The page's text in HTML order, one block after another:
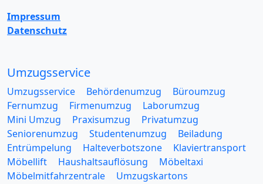
Impressum
Datenschutz
Umzugsservice
Umzugsservice Behördenumzug
Büroumzug
Fernumzug
Firmenumzug
Laborumzug
Mini Umzug
Praxisumzug
Privatumzug
Seniorenumzug
Studentenumzug
Beiladung
Entrümpelung
Halteverbotszone
Klaviertransport
Möbellift
Haushaltsauflösung
Möbeltaxi
Möbelmitfahrzentrale
Umzugskartons